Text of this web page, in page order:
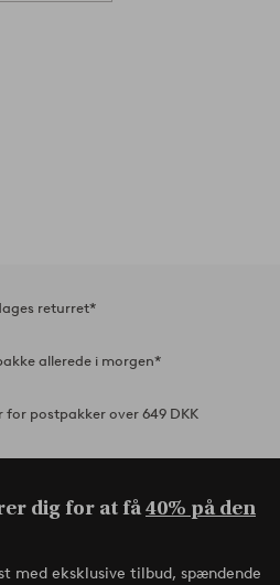
returret*
allerede i morgen*
for postpakker over 649 DKK
dig for at få40% på den
med eksklusive tilbud, spændende